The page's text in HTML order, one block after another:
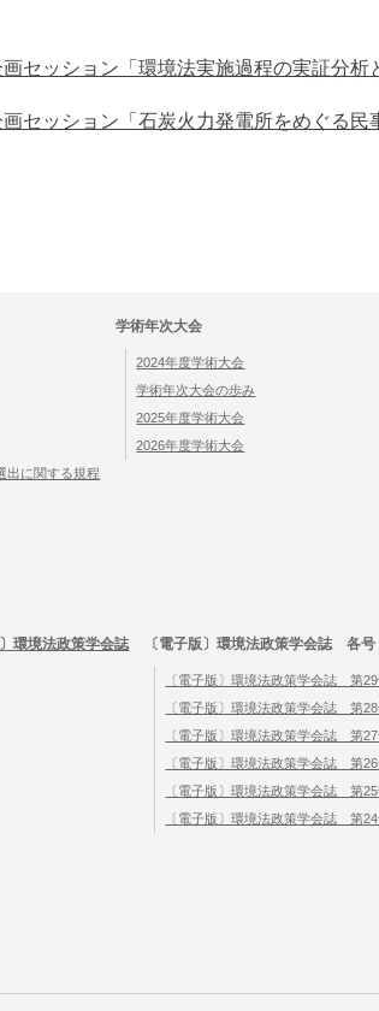
セッション「環境法実施過程の実証分析
セッション「石炭火力発電所をめぐる民
執筆
出に関する規程
学術年次大会
2024年度学術大会
学術年次大会の歩み
2025年度学術大会
2026年度学術大会
〕環境法政策学会誌 〔電子版〕環境法政策学会誌 各号
〔電子版〕環境法政策学会誌 第
〔電子版〕環境法政策学会誌 第
〔電子版〕環境法政策学会誌 第
〔電子版〕環境法政策学会誌 第
〔電子版〕環境法政策学会誌 第
〔電子版〕環境法政策学会誌 第